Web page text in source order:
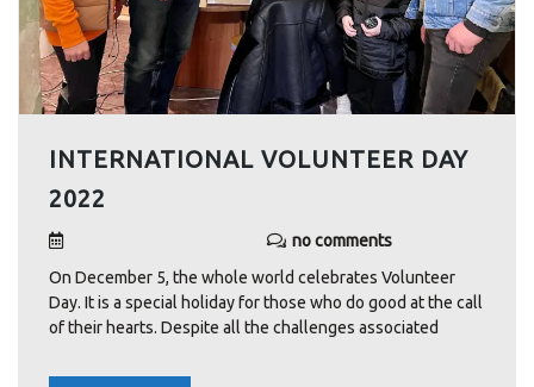
INTERNATIONAL VOLUNTEER DAY
2022
no comments
On December 5, the whole world celebrates Volunteer
Day. It is a special holiday for those who do good at the call
of their hearts. Despite all the challenges associated